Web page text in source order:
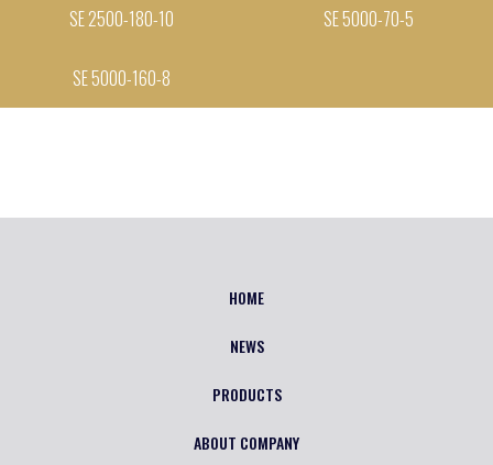
SE 2500-180-10 SE 5000-70-5
SE 5000-160-8
HOME
NEWS
PRODUCTS
ABOUT COMPANY